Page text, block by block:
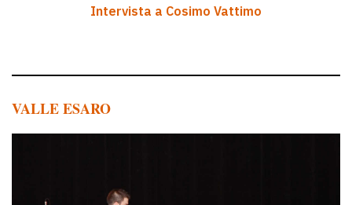
Intervista a Cosimo Vattimo
VALLE ESARO